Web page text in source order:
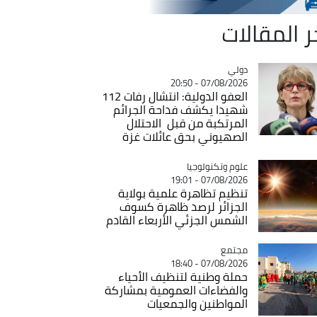
المقالات
Catégorie
دولي
07/08/2026 - 20:50
العفو الدولية: انتشال رفات 112
شهيدا يكشف فداحة الجرائم
المرتكبة من قبل الاحتلال
الصهيوني بحق عائلات غزة
Catégorie
علوم وتكنولوجيا
07/08/2026 - 19:01
تنظيم تظاهرة علمية بولاية
الجزائر لرصد ظاهرة كسوف
الشمس الجزئي الأربعاء القادم
Catégorie
مجتمع
07/08/2026 - 18:40
حملة وطنية لتنظيف الأحياء
والفضاءات العمومية بمشاركة
المواطنين والجمعيات